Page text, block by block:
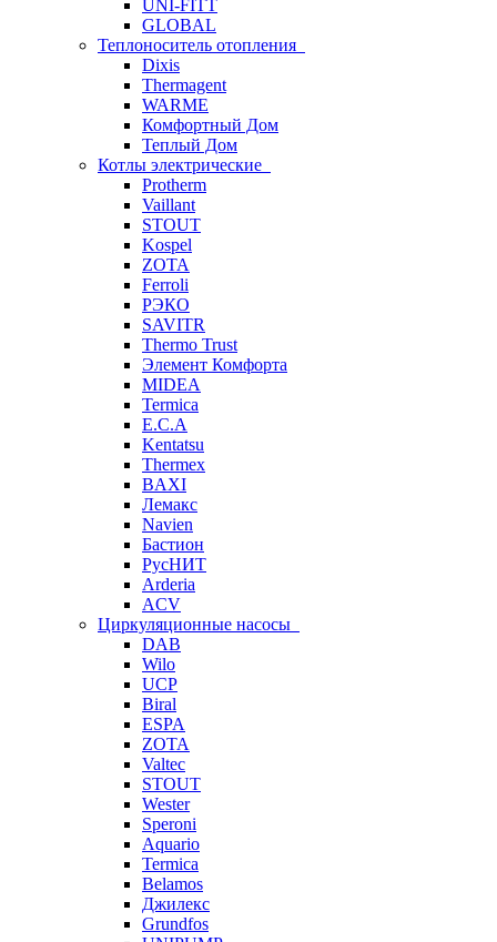
UNI-FITT
GLOBAL
Теплоноситель отопления
Dixis
Thermagent
WARME
Комфортный Дом
Теплый Дом
Котлы электрические
Protherm
Vaillant
STOUT
Kospel
ZOTA
Ferroli
РЭКО
SAVITR
Thermo Trust
Элемент Комфорта
MIDEA
Termica
E.C.A
Kentatsu
Thermex
BAXI
Лемакс
Navien
Бастион
РусНИТ
Arderia
ACV
Циркуляционные насосы
DAB
Wilo
UCP
Biral
ESPA
ZOTA
Valtec
STOUT
Wester
Speroni
Aquario
Termica
Belamos
Джилекс
Grundfos